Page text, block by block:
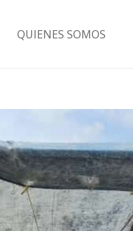
QUIENES SOMOS